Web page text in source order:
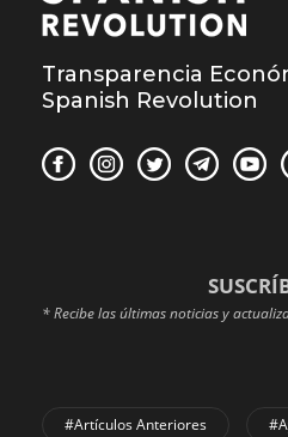
Transparencia
Spanish Revolution
* Recibe las últimas noticias y
#Artículos Anteriores